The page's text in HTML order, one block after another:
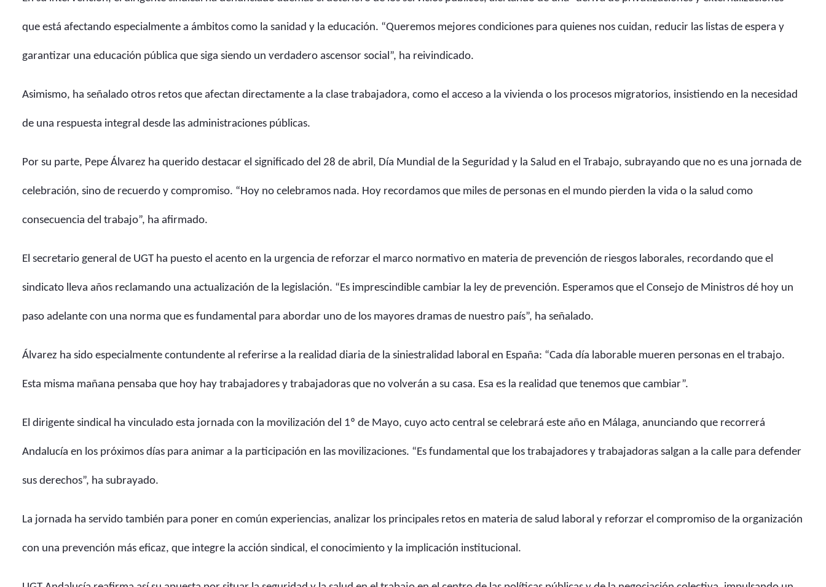
que está afectando especialmente a ámbitos como la sanidad y la educación. “Queremos mejores condiciones para quienes nos cuidan, reducir las listas de espera y
garantizar una educación pública que siga siendo un verdadero ascensor social”, ha reivindicado.
Asimismo, ha señalado otros retos que afectan directamente a la clase trabajadora, como el acceso a la vivienda o los procesos migratorios, insistiendo en la necesidad
de una respuesta integral desde las administraciones públicas.
Por su parte, Pepe Álvarez ha querido destacar el significado del 28 de abril, Día Mundial de la Seguridad y la Salud en el Trabajo, subrayando que no es una jornada de
celebración, sino de recuerdo y compromiso. “Hoy no celebramos nada. Hoy recordamos que miles de personas en el mundo pierden la vida o la salud como
consecuencia del trabajo”, ha afirmado.
El secretario general de UGT ha puesto el acento en la urgencia de reforzar el marco normativo en materia de prevención de riesgos laborales, recordando que el
sindicato lleva años reclamando una actualización de la legislación. “Es imprescindible cambiar la ley de prevención. Esperamos que el Consejo de Ministros dé hoy un
paso adelante con una norma que es fundamental para abordar uno de los mayores dramas de nuestro país”, ha señalado.
Álvarez ha sido especialmente contundente al referirse a la realidad diaria de la siniestralidad laboral en España: “Cada día laborable mueren personas en el trabajo.
Esta misma mañana pensaba que hoy hay trabajadores y trabajadoras que no volverán a su casa. Esa es la realidad que tenemos que cambiar”.
El dirigente sindical ha vinculado esta jornada con la movilización del 1º de Mayo, cuyo acto central se celebrará este año en Málaga, anunciando que recorrerá
Andalucía en los próximos días para animar a la participación en las movilizaciones. “Es fundamental que los trabajadores y trabajadoras salgan a la calle para defender
sus derechos”, ha subrayado.
La jornada ha servido también para poner en común experiencias, analizar los principales retos en materia de salud laboral y reforzar el compromiso de la organización
con una prevención más eficaz, que integre la acción sindical, el conocimiento y la implicación institucional.